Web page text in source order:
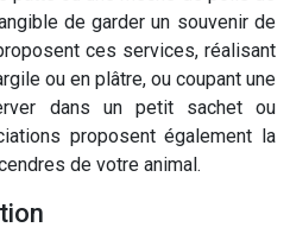
de garder un souvenir de
ces services, réalisant
ou en plâtre, ou coupant une
dans un petit sachet ou
proposent également la
de votre animal.